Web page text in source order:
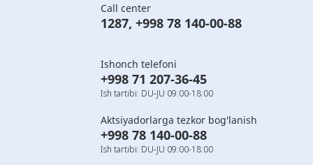
Call center
1287, +998 78 140-00-88
Ishonch telefoni
+998 71 207-36-45
Ish tartibi: DU-JU 09:00-18:00
Aktsiyadorlarga tezkor bog'lanish
+998 78 140-00-88
Ish tartibi: DU-JU 09:00-18:00